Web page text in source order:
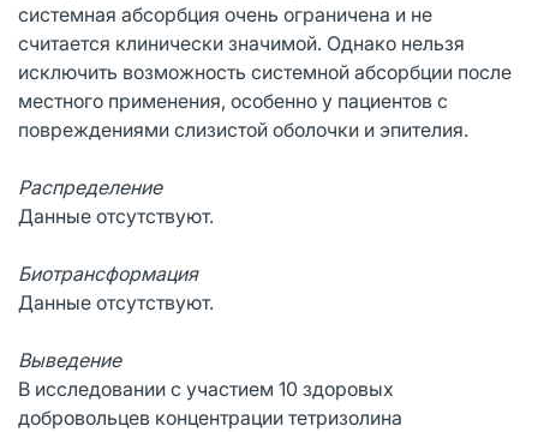
системная абсорбция очень ограничена и не
считается клинически значимой. Однако нельзя
исключить возможность системной абсорбции после
местного применения, особенно у пациентов с
повреждениями слизистой оболочки и эпителия.
Распределение
Данные отсутствуют.
Биотрансформация
Данные отсутствуют.
Выведение
В исследовании с участием 10 здоровых
добровольцев концентрации тетризолина